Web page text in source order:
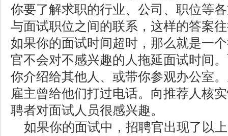
你要了解求职的行业、公司、职位等
与面试职位之间的联系，这样的答案
如果你的面试时间超时，那么就是一
官不会对不感兴趣的人拖延面试时间
你介绍给其他人、或带你参观办公室
雇主曾给他们打过电话。向推荐人核
聘者对面试人员很感兴趣。
如果你的面试中，招聘官出现了以